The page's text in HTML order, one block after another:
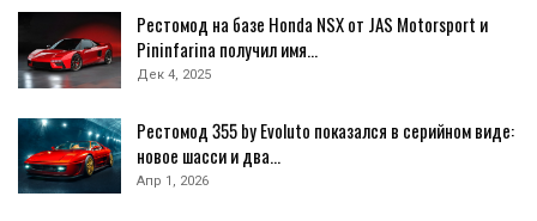
Рестомод на базе Honda NSX от JAS Motorsport и
Pininfarina получил имя…
Дек 4, 2025
Рестомод 355 by Evoluto показался в серийном виде:
новое шасси и два…
Апр 1, 2026